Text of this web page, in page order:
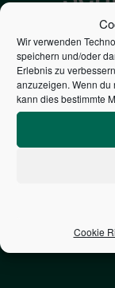
Wir verwenden
speichern und/oder
Erlebnis zu
anzuzeigen. Wenn du
kann dies bestimmte
Cookie